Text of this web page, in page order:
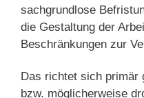
sachgrundlose
die Gestaltung der
Beschränkungen zur
Das richtet sich primär
bzw. möglicherweise